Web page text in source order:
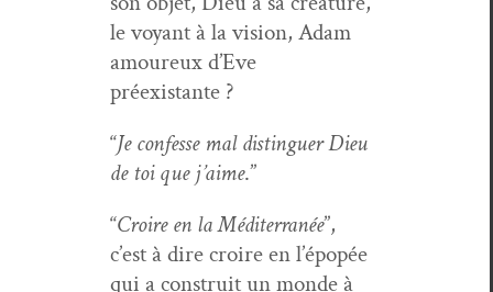
le voy­ant à la vision, Adam
amoureux d’Eve
préexistante ?
“Je con­fesse mal dis­tinguer Dieu
de toi que j’aime.”
“Croire en la Méditer­ranée”,
c’est à dire croire en l’épopée
qui a con­stru­it un monde à